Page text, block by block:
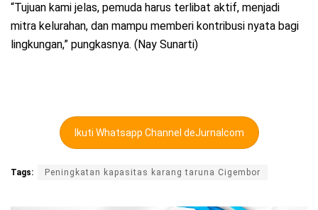
“Tujuan kami jelas, pemuda harus terlibat aktif, menjadi
mitra kelurahan, dan mampu memberi kontribusi nyata bagi
lingkungan,” pungkasnya. (Nay Sunarti)
Ikuti Whatsapp Channel deJurnalcom
Tags: Peningkatan kapasitas karang taruna Cigembor